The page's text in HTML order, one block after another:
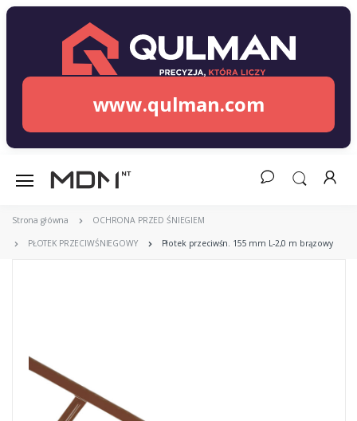
www.qulman.com
Strona główna OCHRONA PRZED ŚNIEGIEM
PŁOTEK PRZECIWŚNIEGOWY Płotek przeciwśn. 155 mm L-2,0 m brązowy